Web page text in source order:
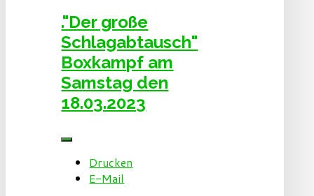
."Der große
Schlagabtausch"
Boxkampf am
Samstag den
18.03.2023
Drucken
E-Mail